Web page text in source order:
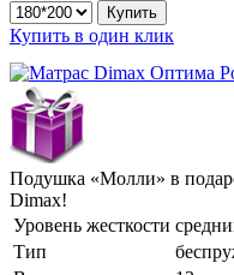
Купить в один клик
Подушка «Молли» в
Dimax!
Уровень жесткости
Тип